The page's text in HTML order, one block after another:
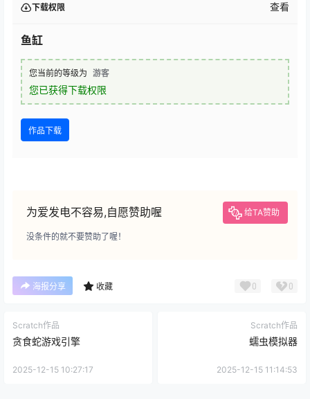
下载权限 查看
鱼缸
您当前的等级为 游客
您已获得下载权限
作品下载
为爱发电不容易,自愿赞助喔 给TA赞助
没条件的就不要赞助了喔！
海报分享 收藏 0 0
Scratch作品
贪食蛇游戏引擎
2025-12-15 10:27:17
Scratch作品
蠕虫模拟器
2025-12-15 11:14:53